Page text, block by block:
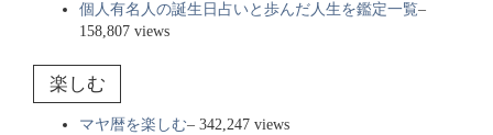
個人有名人の誕生日占いと歩んだ人生を鑑定一覧–
158,807 views
楽しむ
マヤ暦を楽しむ– 342,247 views